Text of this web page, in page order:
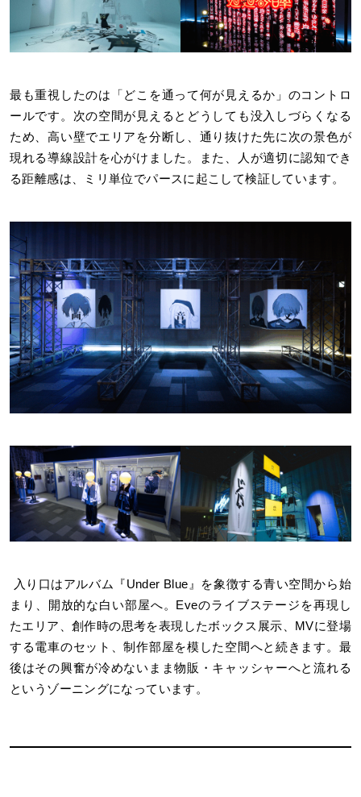
最も重視したのは「どこを通って何が見えるか」のコントロ
ールです。次の空間が見えるとどうしても没入しづらくなる
ため、高い壁でエリアを分断し、通り抜けた先に次の景色が
現れる導線設計を心がけました。また、人が適切に認知でき
る距離感は、ミリ単位でパースに起こして検証しています。
入り口はアルバム『Under Blue』を象徴する青い空間から始
まり、開放的な白い部屋へ。Eveのライブステージを再現し
たエリア、創作時の思考を表現したボックス展示、MVに登場
する電車のセット、制作部屋を模した空間へと続きます。最
後はその興奮が冷めないまま物販・キャッシャーへと流れる
というゾーニングになっています。